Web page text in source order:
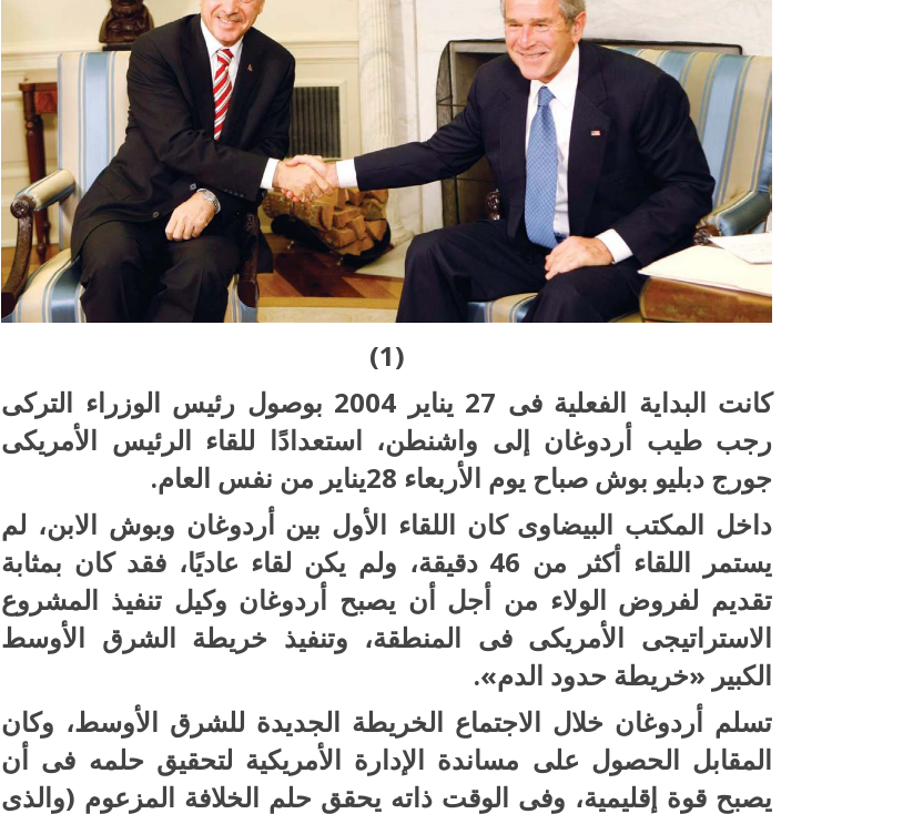
(1)
كانت البداية الفعلية فى 27 يناير 2004 بوصول رئيس الوزراء التركى
رجب طيب أردوغان إلى واشنطن، استعدادًا للقاء الرئيس الأمريكى
جورج دبليو بوش صباح يوم الأربعاء 28يناير من نفس العام.
داخل المكتب البيضاوى كان اللقاء الأول بين أردوغان وبوش الابن، لم
يستمر اللقاء أكثر من 46 دقيقة، ولم يكن لقاء عاديًا، فقد كان بمثابة
تقديم لفروض الولاء من أجل أن يصبح أردوغان وكيل تنفيذ المشروع
الاستراتيجى الأمريكى فى المنطقة، وتنفيذ خريطة الشرق الأوسط
الكبير «خريطة حدود الدم».
تسلم أردوغان خلال الاجتماع الخريطة الجديدة للشرق الأوسط، وكان
المقابل الحصول على مساندة الإدارة الأمريكية لتحقيق حلمه فى أن
يصبح قوة إقليمية، وفى الوقت ذاته يحقق حلم الخلافة المزعوم (والذى